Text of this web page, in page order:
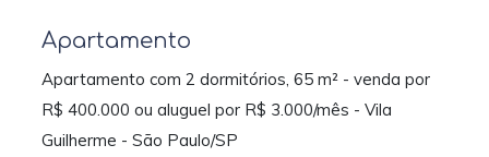
Apartamento
Apartamento com 2 dormitórios, 65 m² - venda por
R$ 400.000 ou aluguel por R$ 3.000/mês - Vila
Guilherme - São Paulo/SP